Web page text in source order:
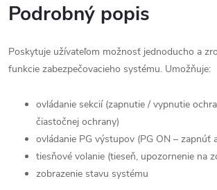
Podrobný popis
Poskytuje užívateľom možnosť jednoducho a
funkcie zabezpečovacieho systému. Umožňuje:
ovládanie sekcií (zapnutie / vypnutie
čiastočnej ochrany)
ovládanie PG výstupov (PG ON – zapnúť
tiesňové volanie (tieseň, upozornenie na
zobrazenie stavu systému